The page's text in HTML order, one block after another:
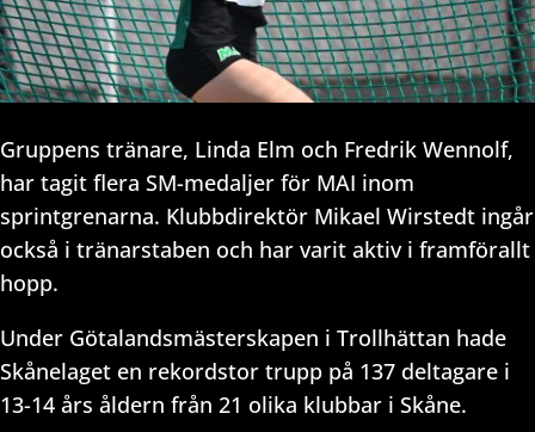
Gruppens tränare, Linda Elm och Fredrik Wennolf,
har tagit flera SM-medaljer för MAI inom
sprintgrenarna. Klubbdirektör Mikael Wirstedt ingår
också i tränarstaben och har varit aktiv i framförallt
hopp.
Under Götalandsmästerskapen i Trollhättan hade
Skånelaget en rekordstor trupp på 137 deltagare i
13-14 års åldern från 21 olika klubbar i Skåne.